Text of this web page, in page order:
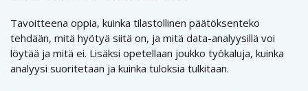
Tavoitteena oppia, kuinka tilastollinen päätöksenteko
tehdään, mitä hyötyä siitä on, ja mitä data-analyysillä voi
löytää ja mitä ei. Lisäksi opetellaan joukko työkaluja, kuinka
analyysi suoritetaan ja kuinka tuloksia tulkitaan.